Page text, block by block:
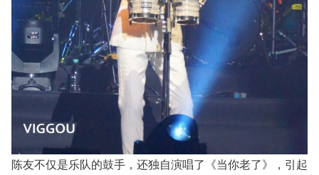
陈友不仅是乐队的鼓手，还独自演唱了《当你老了》，引起